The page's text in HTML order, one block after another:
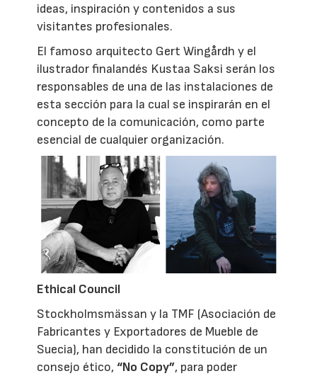
ideas, inspiración y contenidos a sus
visitantes profesionales.
El famoso arquitecto Gert Wingårdh y el
ilustrador finalandés Kustaa Saksi serán los
responsables de una de las instalaciones de
esta sección para la cual se inspirarán en el
concepto de la comunicación, como parte
esencial de cualquier organización.
Ethical Council
Stockholmsmässan y la TMF (Asociación de
Fabricantes y Exportadores de Mueble de
Suecia), han decidido la constitución de un
consejo ético, “No Copy”, para poder